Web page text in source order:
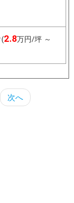
2.8万円/坪 ～
次へ